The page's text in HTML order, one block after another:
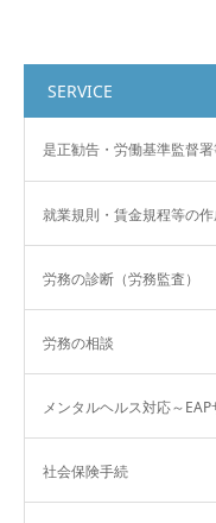
SERVICE
是正勧告・労働基準監督
就業規則・賃金規程等の
労務の診断（労務監査）
労務の相談
メンタルヘルス対応～EAP
社会保険手続